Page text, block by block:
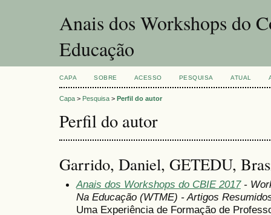
Anais dos Workshops do
Educação
CAPA SOBRE ACESSO PESQUISA ATUAL
Capa > Pesquisa > Perfil do autor
Perfil do autor
Garrido, Daniel, GETEDU,
Anais dos Workshops do CBIE 2017-
Na Educação (WTME) - Artigos
Uma Experiência de Formação de